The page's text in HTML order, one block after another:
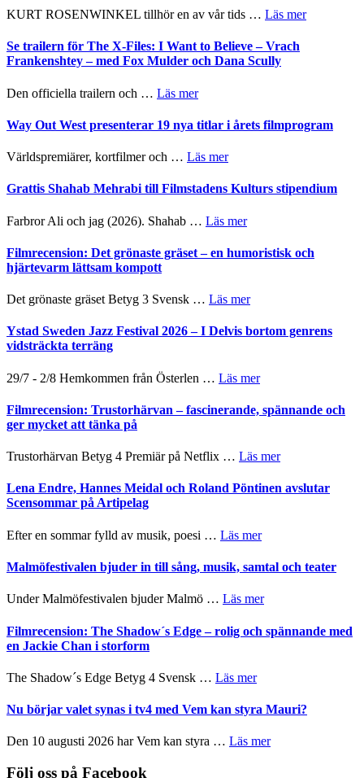
Huskvarna
Folkets
–
en
KURT ROSENWINKEL tillhör en av vår tids … Läs merom
Se trailern för The X-Files: I Want to Believe – Vrach
Frankenshtey – med Fox Mulder och Dana Scully
Den officiella trailern och … Läs merom
trailern
The
X-
I
to
–
Fox
Mulder
Dana
Scully
Way Out West presenterar 19 nya titlar i årets filmprogram
Världspremiärer, kortfilmer och … Läs merom
Out
19
titlar
filmprogram
Grattis Shahab Mehrabi till Filmstadens Kulturs stipendium
Farbror Ali och jag (2026). Shahab … Läs merom
Shahab
Kulturs
Filmrecension: Det grönaste gräset – en humoristisk och
hjärtevarm lättsam kompott
Det grönaste gräset Betyg 3 Svensk … Läs merom
Det
grönaste
en
och
kompott
Ystad Sweden Jazz Festival 2026 – I Delvis bortom genrens
vidsträckta terräng
29/7 - 2/8 Hemkommen från Österlen … Läs merom
Sweden
Jazz
–
I
Delvis
vidsträckta
Filmrecension: Trustorhärvan – fascinerande, spännande och
ger mycket att tänka på
Trustorhärvan Betyg 4 Premiär på Netflix … Läs merom
Trustorhärvan
mycket
Lena Endre, Hannes Meidal och Roland Pöntinen avslutar
Scensommar på Artipelag
Efter en sommar fylld av musik, poesi … Läs merom
Endre,
och
Pöntinen
Malmöfestivalen bjuder in till sång, musik, samtal och teater
Under Malmöfestivalen bjuder Malmö … Läs merom
bjuder
in
och
Filmrecension: The Shadow´s Edge – rolig och spännande med
en Jackie Chan i storform
The Shadow´s Edge Betyg 4 Svensk … Läs merom
The
Edge
Nu börjar valet synas i tv4 med Vem kan styra Mauri?
Den 10 augusti 2026 har Vem kan styra … Läs merom
Följ oss på Facebook